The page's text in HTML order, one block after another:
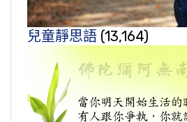
兒童靜思語 (13,164)